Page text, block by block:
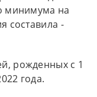
минимума на
составила -
рожденных с 1
года.